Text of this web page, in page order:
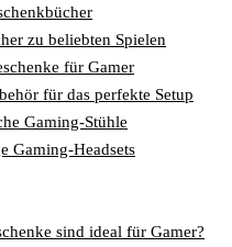
zu beliebten Spielen
für Gamer
für das perfekte Setup
Gaming-Stühle
Gaming-Headsets
sind ideal für Gamer?